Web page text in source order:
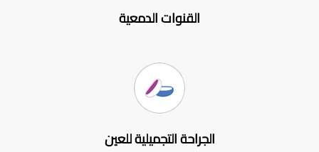
القنوات الدمعية
الجراحة التجميلية للعين